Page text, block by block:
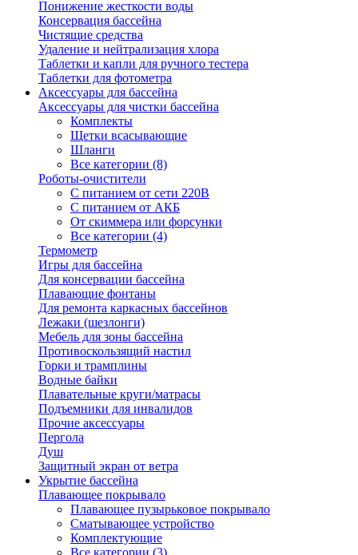
Понижение жесткости воды
Консервация бассейна
Чистящие средства
Удаление и нейтрализация хлора
Таблетки и капли для ручного тестера
Таблетки для фотометра
Аксессуары для бассейна
Аксессуары для чистки бассейна
Комплекты
Щетки всасывающие
Шланги
Все категории (8)
Роботы-очистители
С питанием от сети 220В
С питанием от АКБ
От скиммера или форсунки
Все категории (4)
Термометр
Игры для бассейна
Для консервации бассейна
Плавающие фонтаны
Для ремонта каркасных бассейнов
Лежаки (шезлонги)
Мебель для зоны бассейна
Противоскользящий настил
Горки и трамплины
Водные байки
Плавательные круги/матрасы
Подъемники для инвалидов
Прочие аксессуары
Пергола
Душ
Защитный экран от ветра
Укрытие бассейна
Плавающее покрывало
Плавающее пузырьковое покрывало
Сматывающее устройство
Комплектующие
Все категории (3)